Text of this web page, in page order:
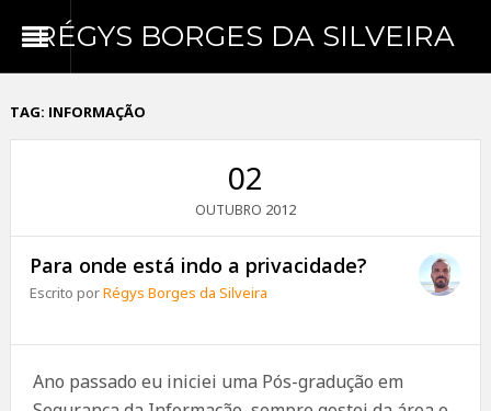
RÉGYS BORGES DA SILVEIRA
TAG: INFORMAÇÃO
02
OUTUBRO 2012
Para onde está indo a privacidade?
Escrito porRégys Borges da Silveira
Ano passado eu iniciei uma Pós-gradução em